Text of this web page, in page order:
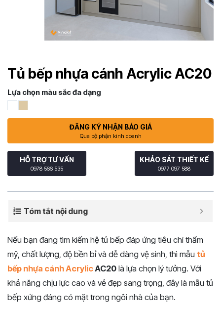
Tủ bếp nhựa cánh Acrylic AC20
Lựa chọn màu sắc đa dạng
ĐĂNG KÝ NHẬN BÁO GIÁ
Qua bộ phận kinh doanh
HỖ TRỢ TƯ VẤN
0978 566 535
KHẢO SÁT THIẾT KẾ
0977 097 588
Tóm tắt nội dung
Nếu bạn đang tìm kiếm hệ tủ bếp đáp ứng tiêu chí thẩm
mỹ, chất lượng, độ bền bỉ và dễ dàng vệ sinh, thì mẫu tủ
bếp nhựa cánh Acrylic AC20 là lựa chọn lý tưởng. Với
khả năng chịu lực cao và vẻ đẹp sang trọng, đây là mẫu tủ
bếp xứng đáng có mặt trong ngôi nhà của bạn.